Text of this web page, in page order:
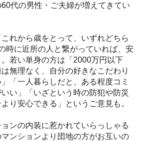
代の男性・ご夫婦が増えてきてい
れから歳をとって、いずれどちら
時に近所の人と繋がっていれば、安
若い単身の方は「2000万円以下
無理なく、自分の好きなこだわり
「一人暮らしだと、ある程度コミ
い」「いざという時の防犯や防災
り安心できる」というご意見も。
ンの内装に惹かれていらっしゃる
ンションより団地の方がお互いの